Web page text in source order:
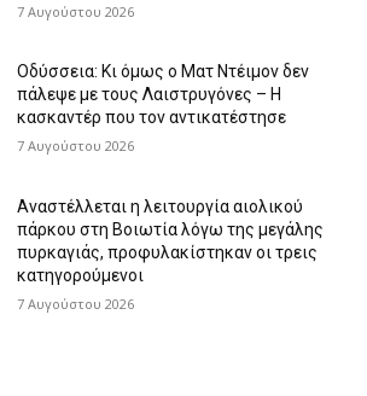
7 Αυγούστου 2026
Οδύσσεια: Κι όμως ο Ματ Ντέιμον δεν
πάλεψε με τους Λαιστρυγόνες – Η
κασκαντέρ που τον αντικατέστησε
7 Αυγούστου 2026
Αναστέλλεται η λειτουργία αιολικού
πάρκου στη Βοιωτία λόγω της μεγάλης
πυρκαγιάς, προφυλακίστηκαν οι τρεις
κατηγορούμενοι
7 Αυγούστου 2026